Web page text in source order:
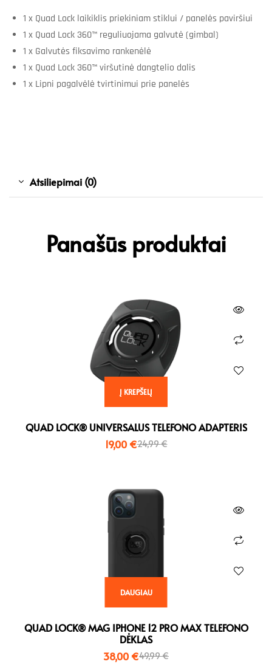
1 x Quad Lock laikiklis priekiniam stiklui / panelės paviršiui
1 x Quad Lock 360™ reguliuojama galvutė (gimbal)
1 x Galvutės fiksavimo rankenėlė
1 x Quad Lock 360™ viršutinė dangtelio dalis
1 x Lipni pagalvėlė tvirtinimui prie panelės
Atsiliepimai (0)
Panašūs produktai
Į KREPŠELĮ
QUAD LOCK® UNIVERSALUS TELEFONO ADAPTERIS
24,99€
19,00 €
DAUGIAU
QUAD LOCK® MAG IPHONE 12 PRO MAX TELEFONO
DĖKLAS
49,99€
38,00 €